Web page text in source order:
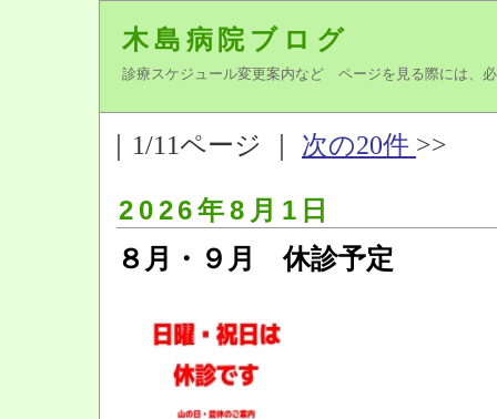
木島病院ブログ
診療スケジュール変更案内など ページを見る際には、
｜1/11ページ ｜ 次の20件 >>
2026年8月1日
８月・９月 休診予定